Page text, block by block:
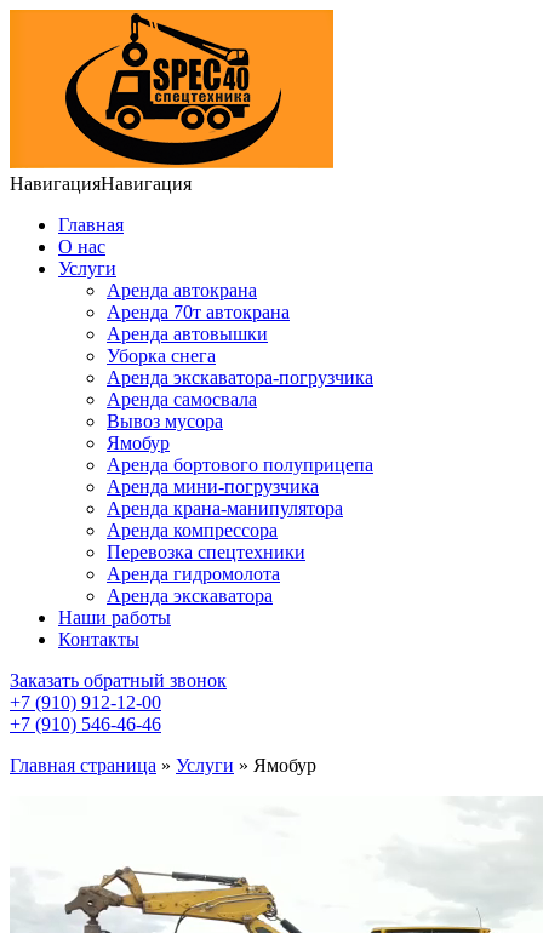
НавигацияНавигация
Главная
О нас
Услуги
Аренда автокрана
Аренда 70т автокрана
Аренда автовышки
Уборка снега
Аренда экскаватора-погрузчика
Аренда самосвала
Вывоз мусора
Ямобур
Аренда бортового полуприцепа
Аренда мини-погрузчика
Аренда крана-манипулятора
Аренда компрессора
Перевозка спецтехники
Аренда гидромолота
Аренда экскаватора
Наши работы
Контакты
Заказать обратный звонок
+7 (910) 912-12-00
+7 (910) 546-46-46
Главная страница » Услуги » Ямобур